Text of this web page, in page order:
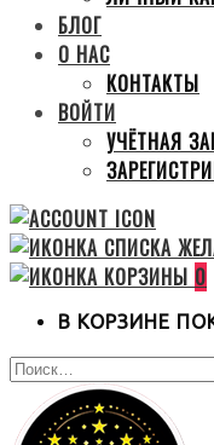
БЛОГ
О НАС
КОНТАКТЫ
ВОЙТИ
УЧЁТНАЯ
0
В КОРЗИНЕ